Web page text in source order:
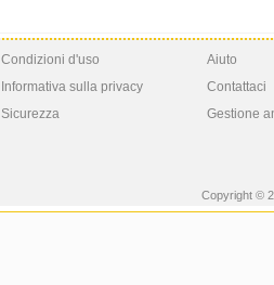
Condizioni d'uso
Informativa sulla privacy
Sicurezza
Aiuto
Contattaci
Gestione
Copyright ©